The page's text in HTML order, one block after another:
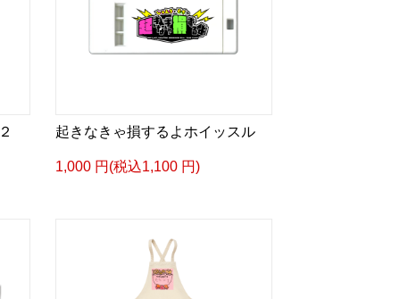
起きなきゃ損するよホイッスル
1,000 円(税込1,100 円)